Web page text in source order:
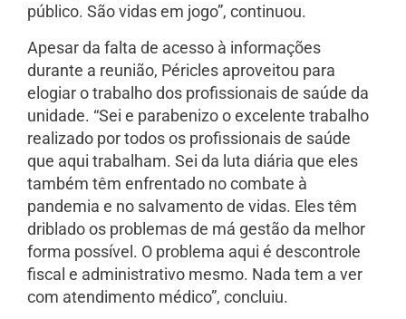
público. São vidas em jogo”, continuou.
Apesar da falta de acesso à informações
durante a reunião, Péricles aproveitou para
elogiar o trabalho dos profissionais de saúde da
unidade. “Sei e parabenizo o excelente trabalho
realizado por todos os profissionais de saúde
que aqui trabalham. Sei da luta diária que eles
também têm enfrentado no combate à
pandemia e no salvamento de vidas. Eles têm
driblado os problemas de má gestão da melhor
forma possível. O problema aqui é descontrole
fiscal e administrativo mesmo. Nada tem a ver
com atendimento médico”, concluiu.